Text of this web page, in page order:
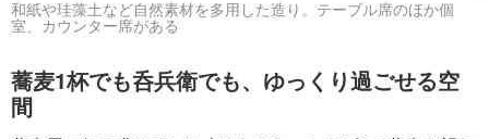
和紙や珪藻土など自然素材を多用した造り。テーブル席のほか個
室、カウンター席がある
蕎麦1杯でも呑兵衛でも、ゆっくり過ごせる空
間